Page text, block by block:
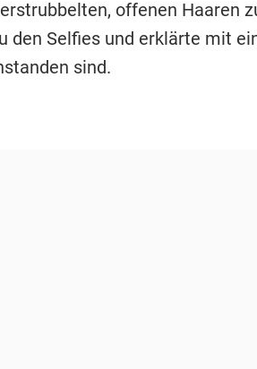
offenen Haaren
den Selfies und erklärte mit
sind.